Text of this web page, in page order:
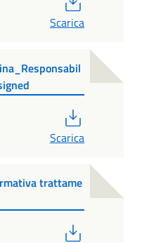
Scarica
Scarica
trattame